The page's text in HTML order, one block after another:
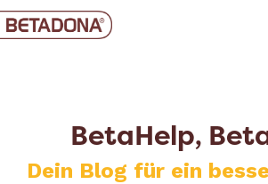
BetaHelp,
Dein Blog für ein